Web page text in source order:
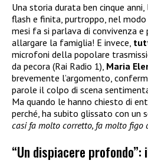
Una storia durata ben cinque
flash e finita, purtroppo, nel modo
mesi fa si parlava di convivenza
allargare la famiglia! E invece,
microfoni della popolare
da pecora (Rai Radio 1), Maria
brevemente l’argomento,
parole il colpo di scena
Ma quando le hanno chiesto di
perché, ha subito glissato con un
casi fa molto corretto, fa molto figo
“Un dispiacere